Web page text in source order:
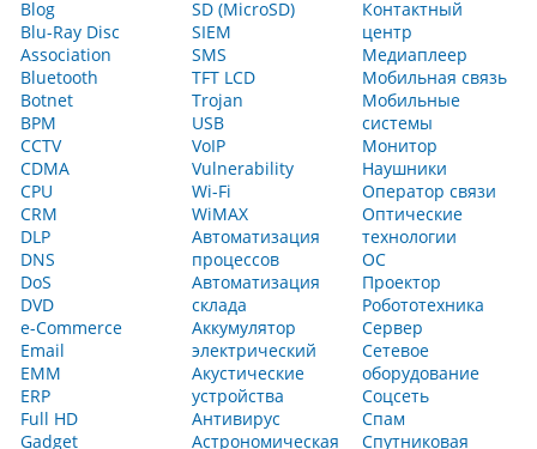
Blog
Blu-Ray Disc
Association
Bluetooth
Botnet
BPM
CCTV
CDMA
CPU
CRM
DLP
DNS
DoS
DVD
e-Commerce
Email
EMM
ERP
Full HD
Gadget
SD (MicroSD)
SIEM
SMS
TFT LCD
Trojan
USB
VoIP
Vulnerability
Wi-Fi
WiMAX
Автоматизация
процессов
Автоматизация
склада
Аккумулятор
электрический
Акустические
устройства
Антивирус
Астрономическая
Контактный
центр
Медиаплеер
Мобильная связь
Мобильные
системы
Монитор
Наушники
Оператор связи
Оптические
технологии
ОС
Проектор
Робототехника
Сервер
Сетевое
оборудование
Соцсеть
Спам
Спутниковая